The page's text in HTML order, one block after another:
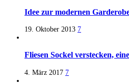
Idee zur modernen
19. Oktober 2013 7
Fliesen Sockel verstecken,
4. März 2017 7